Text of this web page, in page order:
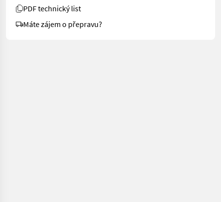
PDF technický list
Máte zájem o přepravu?